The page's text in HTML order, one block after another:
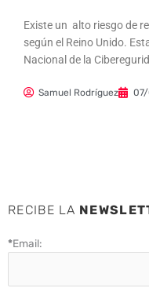
Existe un alto riesgo de
según el Reino Unido.
Nacional de la
Samuel Rodríguez
RECIBE LA
*Email: